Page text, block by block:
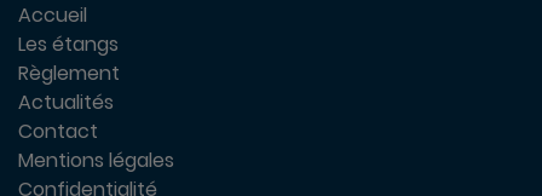
Accueil
Les étangs
Règlement
Actualités
Contact
Mentions légales
Confidentialité